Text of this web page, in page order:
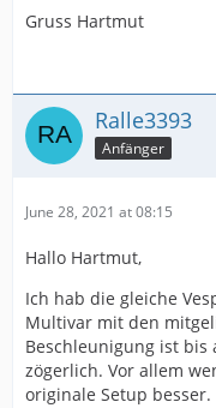
Gruss Hartmut
Ralle3393
Anfänger
June 28, 2021 at 08:15
Hallo Hartmut,
Ich hab die gleiche
Multivar mit den
Beschleunigung ist bis
zögerlich. Vor allem
originale Setup besser.